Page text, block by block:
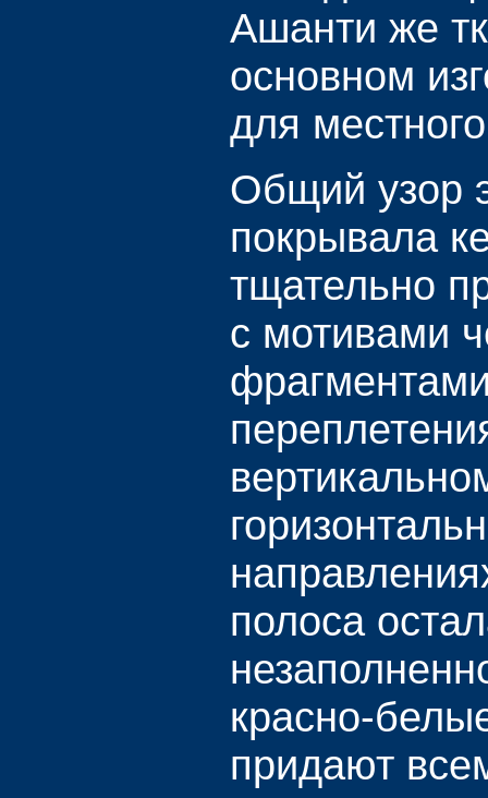
Ашанти же
основном
для
Общий узор
покрывала
тщательно
с мотивами
полоса
красно-
придают